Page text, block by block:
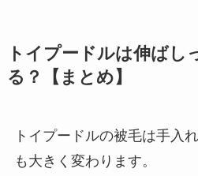
トイプードルは伸ばし
る？【まとめ】
トイプードルの被毛は手入
も大きく変わります。